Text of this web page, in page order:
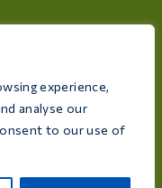
experience,
analyse our
to our use of